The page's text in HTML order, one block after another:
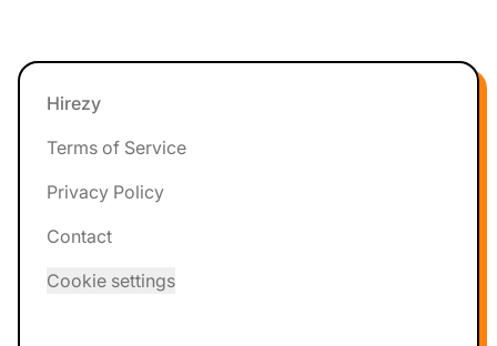
Footer
Hirezy
Terms of Service
Privacy Policy
Contact
Cookie settings